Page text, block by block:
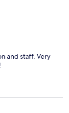
and staff. Very